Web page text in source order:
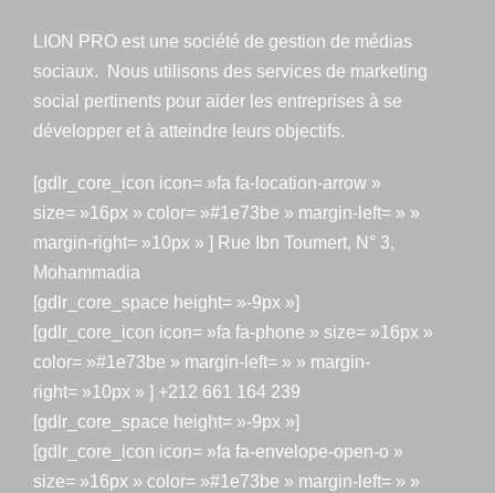
LION PRO est une société de gestion de médias
sociaux. Nous utilisons des services de marketing
social pertinents pour aider les entreprises à se
développer et à atteindre leurs objectifs.
[gdlr_core_icon icon= »fa fa-location-arrow »
size= »16px » color= »#1e73be » margin-left= » »
margin-right= »10px » ] Rue Ibn Toumert, N° 3,
Mohammadia
[gdlr_core_space height= »-9px »]
[gdlr_core_icon icon= »fa fa-phone » size= »16px »
color= »#1e73be » margin-left= » » margin-
right= »10px » ] +212 661 164 239
[gdlr_core_space height= »-9px »]
[gdlr_core_icon icon= »fa fa-envelope-open-o »
size= »16px » color= »#1e73be » margin-left= » »